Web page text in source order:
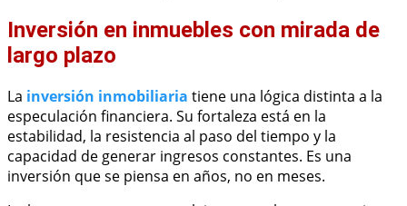
Inversión en inmuebles con mirada de
largo plazo
La inversión inmobiliaria tiene una lógica distinta a la
especulación financiera. Su fortaleza está en la
estabilidad, la resistencia al paso del tiempo y la
capacidad de generar ingresos constantes. Es una
inversión que se piensa en años, no en meses.